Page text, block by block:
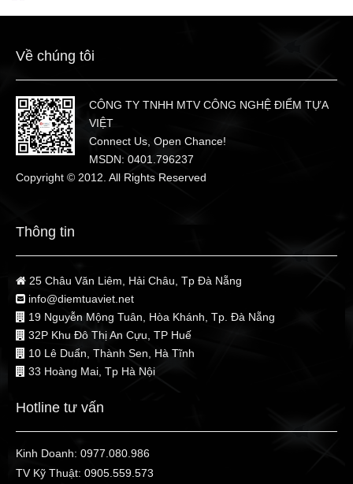
Về chúng tôi
CÔNG TY TNHH MTV CÔNG NGHỆ ĐIỂM TỰA
VIỆT
Connect Us, Open Chance!
MSDN: 0401.796237
Copyright © 2012. All Rights Reserved
Thông tin
25 Châu Văn Liêm, Hải Châu, Tp Đà Nẵng
info@diemtuaviet.net
19 Nguyễn Mộng Tuân, Hòa Khánh, Tp. Đà Nẵng
32P Khu Đô Thị An Cựu, TP Huế
10 Lê Duẩn, Thành Sen, Hà Tĩnh
33 Hoàng Mai, Tp Hà Nội
Hotline tư vấn
Kinh Doanh: 0977.080.986
TV Kỹ Thuật: 0905.559.573